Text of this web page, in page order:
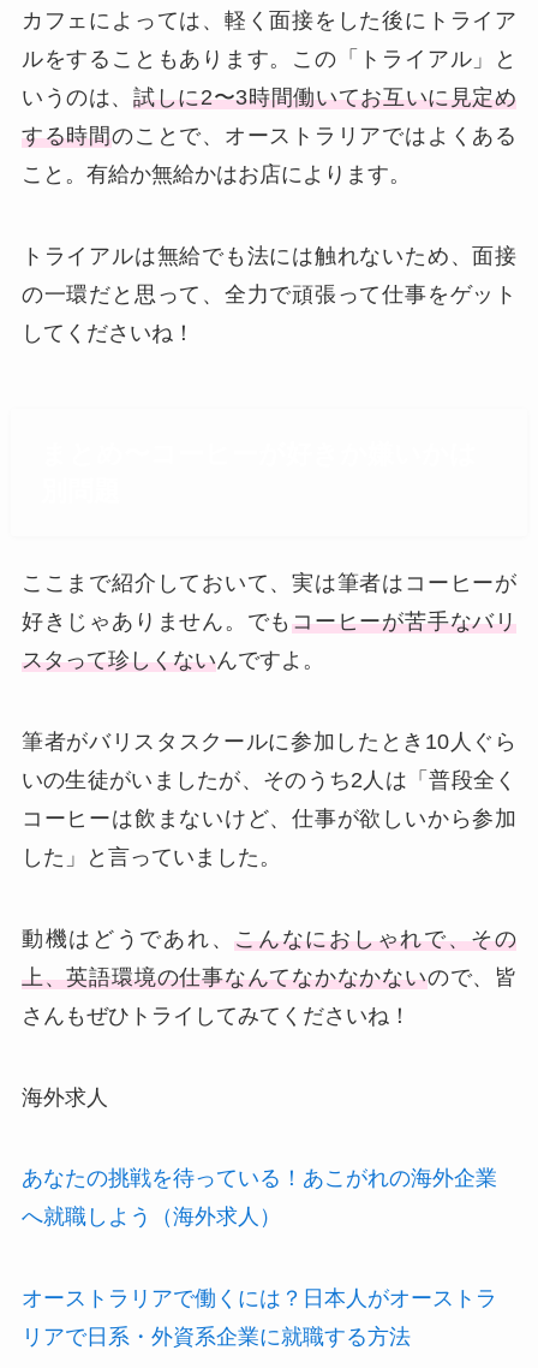
カフェによっては、軽く面接をした後にトライア
ルをすることもあります。この「トライアル」と
いうのは、試しに2〜3時間働いてお互いに見定め
する時間のことで、オーストラリアではよくある
こと。有給か無給かはお店によります。
トライアルは無給でも法には触れないため、面接
の一環だと思って、全力で頑張って仕事をゲット
してくださいね！
ここまで紹介しておいて、実は筆者はコーヒーが
好きじゃありません。でもコーヒーが苦手なバリ
スタって珍しくないんですよ。
筆者がバリスタスクールに参加したとき10人ぐら
いの生徒がいましたが、そのうち2人は「普段全く
コーヒーは飲まないけど、仕事が欲しいから参加
した」と言っていました。
動機はどうであれ、こんなにおしゃれで、その
上、英語環境の仕事なんてなかなかないので、皆
さんもぜひトライしてみてくださいね！
海外求人
あなたの挑戦を待っている！あこがれの海外企業
へ就職しよう（海外求人）
オーストラリアで働くには？日本人がオーストラ
リアで日系・外資系企業に就職する方法